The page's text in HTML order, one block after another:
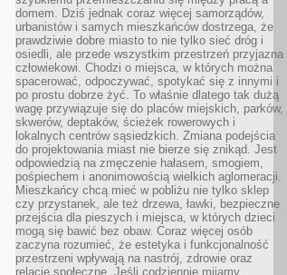
domem. Dziś jednak coraz więcej samorządów,
urbanistów i samych mieszkańców dostrzega, że
prawdziwie dobre miasto to nie tylko sieć dróg i
osiedli, ale przede wszystkim przestrzeń przyjazna
człowiekowi. Chodzi o miejsca, w których można
spacerować, odpoczywać, spotykać się z innymi i
po prostu dobrze żyć. To właśnie dlatego tak dużą
wagę przywiązuje się do placów miejskich, parków,
skwerów, deptaków, ścieżek rowerowych i
lokalnych centrów sąsiedzkich. Zmiana podejścia
do projektowania miast nie bierze się znikąd. Jest
odpowiedzią na zmęczenie hałasem, smogiem,
pośpiechem i anonimowością wielkich aglomeracji.
Mieszkańcy chcą mieć w pobliżu nie tylko sklep
czy przystanek, ale też drzewa, ławki, bezpieczne
przejścia dla pieszych i miejsca, w których dzieci
mogą się bawić bez obaw. Coraz więcej osób
zaczyna rozumieć, że estetyka i funkcjonalność
przestrzeni wpływają na nastrój, zdrowie oraz
relacje społeczne. Jeśli codziennie mijamy